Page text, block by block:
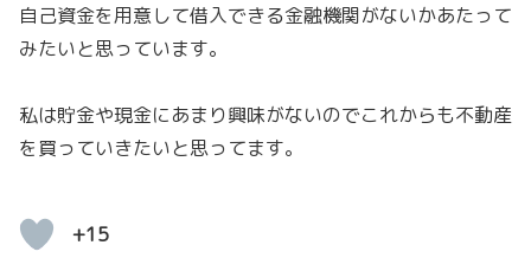
自己資金を用意して借入できる金融機関がないかあたって
みたいと思っています。
私は貯金や現金にあまり興味がないのでこれからも不動産
を買っていきたいと思ってます。
+15